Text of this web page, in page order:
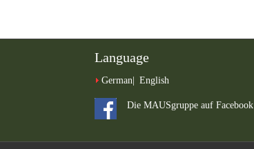
Language
German English
Die MAUSgruppe auf Facebook